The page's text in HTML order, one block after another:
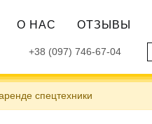
О НАС ОТЗЫВЫ
+38 (097) 746-67-04
спецтехники